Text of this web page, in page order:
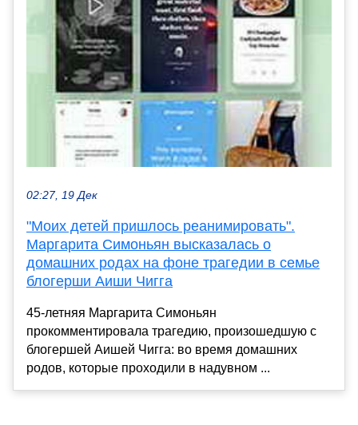
02:27, 19 Дек
"Моих детей пришлось реанимировать".
Маргарита Симоньян высказалась о
домашних родах на фоне трагедии в семье
блогерши Аиши Чигга
45-летняя Маргарита Симоньян
прокомментировала трагедию, произошедшую с
блогершей Аишей Чигга: во время домашних
родов, которые проходили в надувном ...